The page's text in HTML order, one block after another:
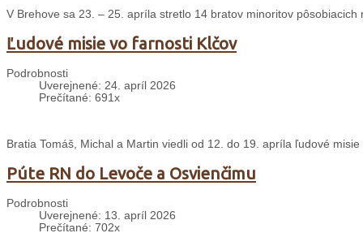
V Brehove sa 23. – 25. apríla stretlo 14 bratov minoritov pôsobiacich
Ľudové misie vo farnosti Klčov
Podrobnosti
Uverejnené: 24. apríl 2026
Prečítané: 691x
Bratia Tomáš, Michal a Martin viedli od 12. do 19. apríla ľudové misie
Púte RN do Levoče a Osvienčimu
Podrobnosti
Uverejnené: 13. apríl 2026
Prečítané: 702x